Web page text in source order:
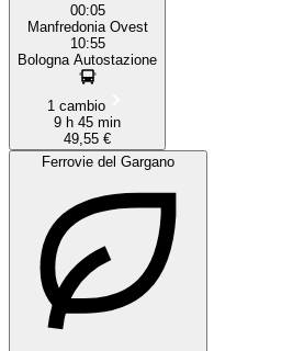
00:05
Manfredonia Ovest
10:55
Bologna Autostazione
1 cambio
9 h 45 min
49,55 €
Ferrovie del Gargano